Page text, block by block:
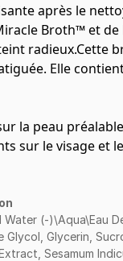
après le
Broth™ et
radieux.Cette
Elle
la peau
sur le visage et
Water (-)\Aqua\Eau
Glycol, Glycerin,
Sesamum